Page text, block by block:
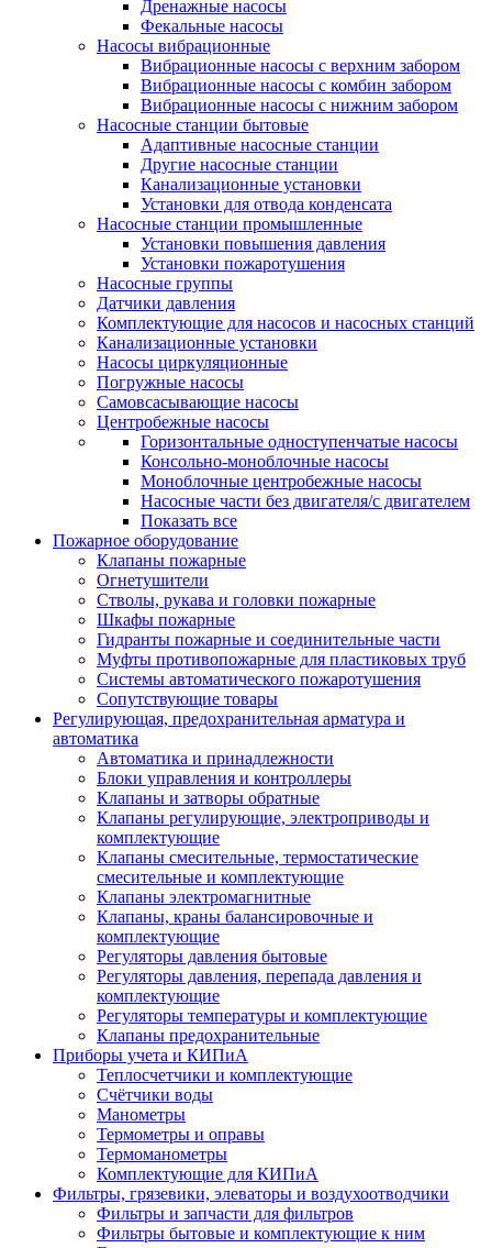
Дренажные насосы
Фекальные насосы
Насосы вибрационные
Вибрационные насосы с верхним забором
Вибрационные насосы с комбин забором
Вибрационные насосы с нижним забором
Насосные станции бытовые
Адаптивные насосные станции
Другие насосные станции
Канализационные установки
Установки для отвода конденсата
Насосные станции промышленные
Установки повышения давления
Установки пожаротушения
Насосные группы
Датчики давления
Комплектующие для насосов и насосных станций
Канализационные установки
Насосы циркуляционные
Погружные насосы
Самовсасывающие насосы
Центробежные насосы
Горизонтальные одноступенчатые насосы
Консольно-моноблочные насосы
Моноблочные центробежные насосы
Насосные части без двигателя/с двигателем
Показать все
Пожарное оборудование
Клапаны пожарные
Огнетушители
Стволы, рукава и головки пожарные
Шкафы пожарные
Гидранты пожарные и соединительные части
Муфты противопожарные для пластиковых труб
Системы автоматического пожаротушения
Сопутствующие товары
Регулирующая, предохранительная арматура и
автоматика
Автоматика и принадлежности
Блоки управления и контроллеры
Клапаны и затворы обратные
Клапаны регулирующие, электроприводы и
комплектующие
Клапаны смесительные, термостатические
смесительные и комплектующие
Клапаны электромагнитные
Клапаны, краны балансировочные и
комплектующие
Регуляторы давления бытовые
Регуляторы давления, перепада давления и
комплектующие
Регуляторы температуры и комплектующие
Клапаны предохранительные
Приборы учета и КИПиА
Теплосчетчики и комплектующие
Счётчики воды
Манометры
Термометры и оправы
Термоманометры
Комплектующие для КИПиА
Фильтры, грязевики, элеваторы и воздухоотводчики
Фильтры и запчасти для фильтров
Фильтры бытовые и комплектующие к ним